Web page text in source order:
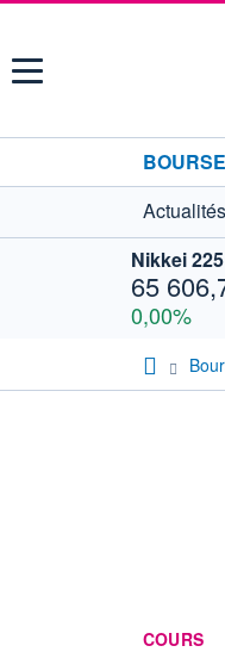
Menu
BOURSE
Actualités
Nikkei 225
65
0,00%
COURS